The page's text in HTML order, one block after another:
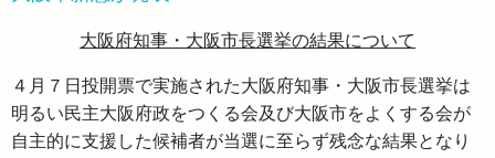
大阪府知事・大阪市長選挙の結果について
４月７日投開票で実施された大阪府知事・大阪市長選挙は
明るい民主大阪府政をつくる会及び大阪市をよくする会が
自主的に支援した候補者が当選に至らず残念な結果となり